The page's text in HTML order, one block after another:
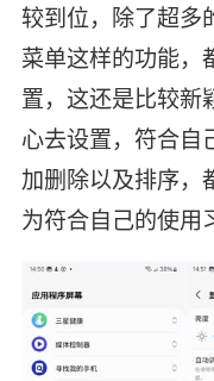
较到位，除了超多
菜单这样的功能，
置，这还是比较新
心去设置，符合自
加删除以及排序，
为符合自己的使用